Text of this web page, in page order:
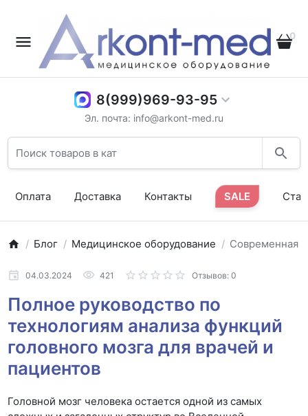
0
8(999)969-93-95
Эл. почта: info@arkont-med.ru
Оплата Доставка Контакты SALE
Блог Медицинское оборудование Современная
04.03.2024 421 Отзывов: 0
Полное руководство по
технологиям анализа функций
головного мозга для врачей и
пациентов
Головной мозг человека остается одной из самых